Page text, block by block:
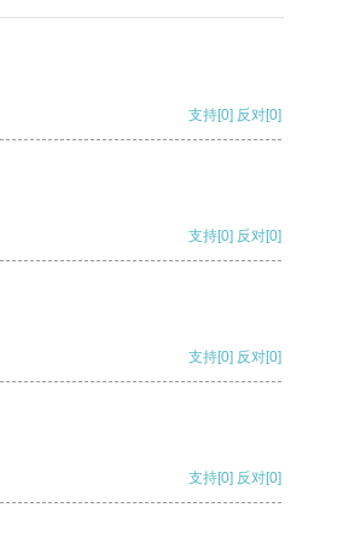
支持[0] 反对[0]
支持[0] 反对[0]
支持[0] 反对[0]
支持[0] 反对[0]